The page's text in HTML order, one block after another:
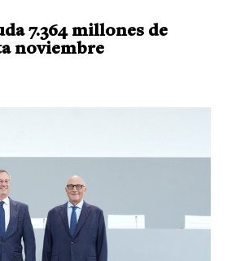
7.364 millones de
noviembre